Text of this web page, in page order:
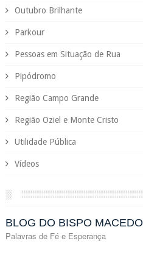
Outubro Brilhante
Parkour
Pessoas em Situação de Rua
Pipódromo
Região Campo Grande
Região Oziel e Monte Cristo
Utilidade Pública
Vídeos
░
BLOG DO BISPO MACEDO
Palavras de Fé e Esperança